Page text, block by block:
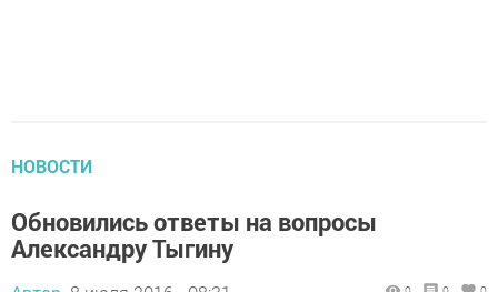
НОВОСТИ
Обновились ответы на вопросы
Александру Тыгину